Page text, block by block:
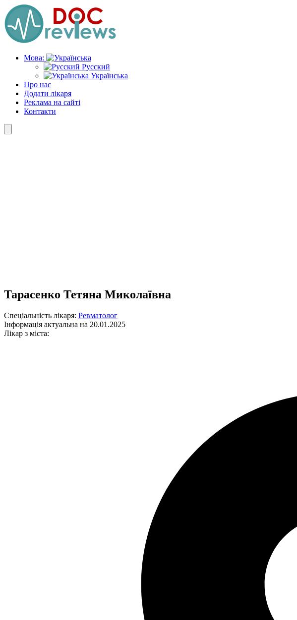
Skip
to
the
content
Мова:
Русский
Українська
Про нас
Додати лікаря
Реклама на сайті
Контакти
Тарасенко Тетяна Миколаївна
Спеціальність лікаря: Ревматолог
Інформація актуальна на 20.01.2025
Лікар з міста: